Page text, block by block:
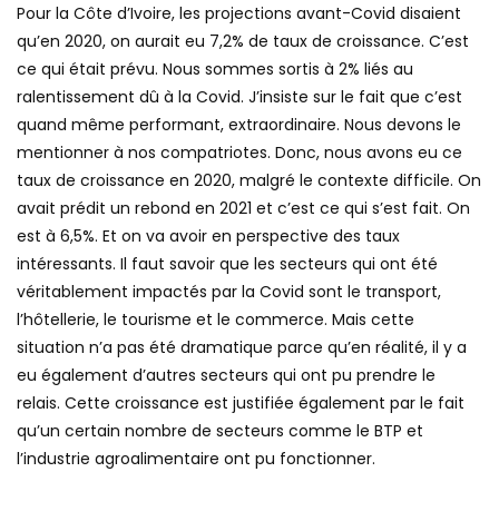
Pour la Côte d’Ivoire, les projections avant-Covid disaient
qu’en 2020, on aurait eu 7,2% de taux de croissance. C’est
ce qui était prévu. Nous sommes sortis à 2% liés au
ralentissement dû à la Covid. J’insiste sur le fait que c’est
quand même performant, extraordinaire. Nous devons le
mentionner à nos compatriotes. Donc, nous avons eu ce
taux de croissance en 2020, malgré le contexte difficile. On
avait prédit un rebond en 2021 et c’est ce qui s’est fait. On
est à 6,5%. Et on va avoir en perspective des taux
intéressants. Il faut savoir que les secteurs qui ont été
véritablement impactés par la Covid sont le transport,
l’hôtellerie, le tourisme et le commerce. Mais cette
situation n’a pas été dramatique parce qu’en réalité, il y a
eu également d’autres secteurs qui ont pu prendre le
relais. Cette croissance est justifiée également par le fait
qu’un certain nombre de secteurs comme le BTP et
l’industrie agroalimentaire ont pu fonctionner.